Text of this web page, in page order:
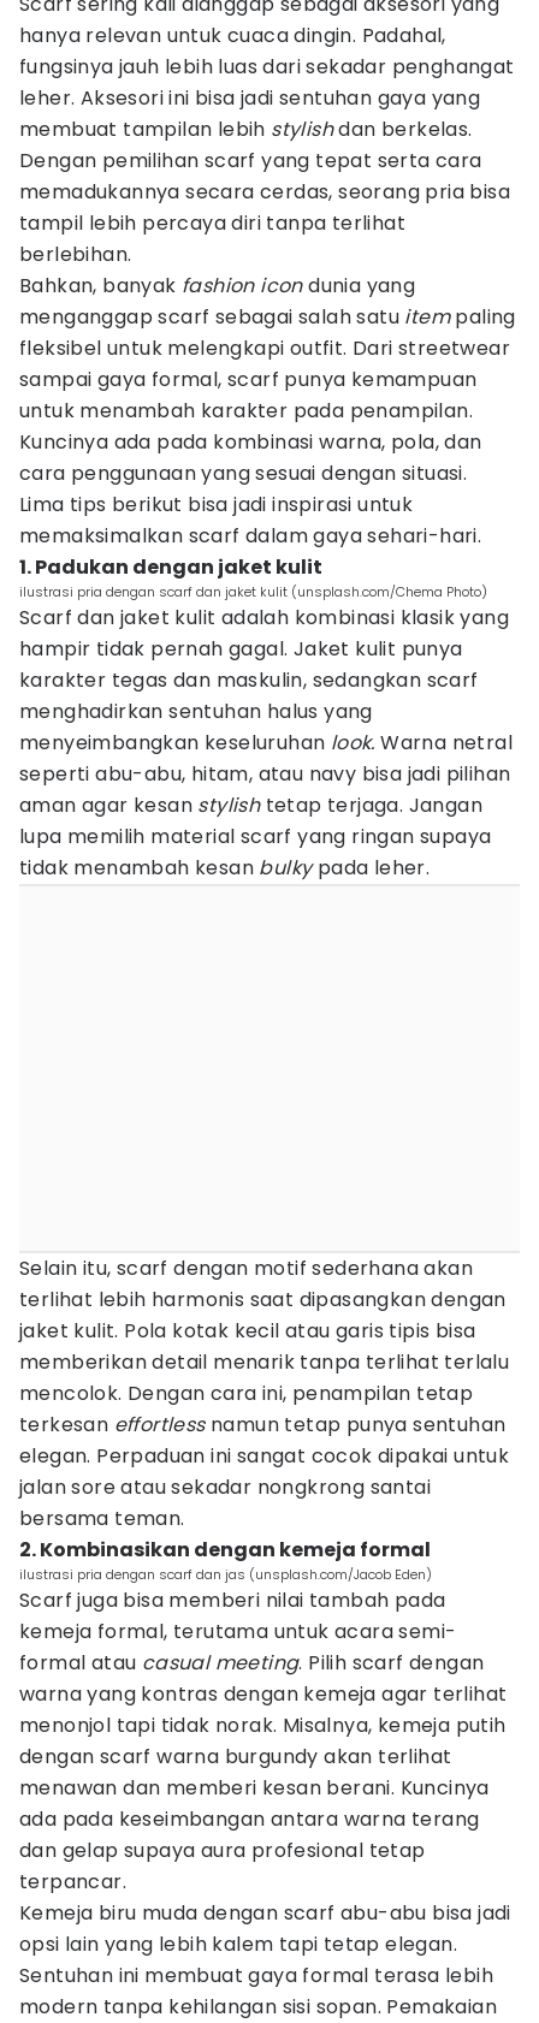
hanya relevan untuk cuaca dingin. Padahal,
fungsinya jauh lebih luas dari sekadar penghangat
leher. Aksesori ini bisa jadi sentuhan gaya yang
membuat tampilan lebih stylishdan berkelas.
Dengan pemilihan scarf yang tepat serta cara
memadukannya secara cerdas, seorang pria bisa
tampil lebih percaya diri tanpa terlihat
berlebihan.
Bahkan, banyak fashion icondunia yang
menganggap scarf sebagai salah satu itempaling
fleksibel untuk melengkapi outfit. Dari streetwear
sampai gaya formal, scarf punya kemampuan
untuk menambah karakter pada penampilan.
Kuncinya ada pada kombinasi warna, pola, dan
cara penggunaan yang sesuai dengan situasi.
Lima tips berikut bisa jadi inspirasi untuk
memaksimalkan scarf dalam gaya sehari-hari.
1. Padukan dengan jaket kulit
ilustrasi pria dengan scarf dan jaket kulit (unsplash.com/Chema Photo)
Scarf dan jaket kulit adalah kombinasi klasik yang
hampir tidak pernah gagal. Jaket kulit punya
karakter tegas dan maskulin, sedangkan scarf
menghadirkan sentuhan halus yang
menyeimbangkan keseluruhan look. Warna netral
seperti abu-abu, hitam, atau navy bisa jadi pilihan
aman agar kesan stylishtetap terjaga. Jangan
lupa memilih material scarf yang ringan supaya
tidak menambah kesan bulkypada leher.
Selain itu, scarf dengan motif sederhana akan
terlihat lebih harmonis saat dipasangkan dengan
jaket kulit. Pola kotak kecil atau garis tipis bisa
memberikan detail menarik tanpa terlihat terlalu
mencolok. Dengan cara ini, penampilan tetap
terkesan effortlessnamun tetap punya sentuhan
elegan. Perpaduan ini sangat cocok dipakai untuk
jalan sore atau sekadar nongkrong santai
bersama teman.
2. Kombinasikan dengan kemeja formal
ilustrasi pria dengan scarf dan jas (unsplash.com/Jacob Eden)
Scarf juga bisa memberi nilai tambah pada
kemeja formal, terutama untuk acara semi-
formal atau casual meeting. Pilih scarf dengan
warna yang kontras dengan kemeja agar terlihat
menonjol tapi tidak norak. Misalnya, kemeja putih
dengan scarf warna burgundy akan terlihat
menawan dan memberi kesan berani. Kuncinya
ada pada keseimbangan antara warna terang
dan gelap supaya aura profesional tetap
terpancar.
Kemeja biru muda dengan scarf abu-abu bisa jadi
opsi lain yang lebih kalem tapi tetap elegan.
Sentuhan ini membuat gaya formal terasa lebih
modern tanpa kehilangan sisi sopan. Pemakaian